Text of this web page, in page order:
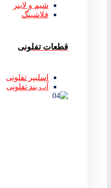
شیم و لاینر
فلاشینگ
قطعات تفلونی
اسلیپر تفلونی
آب بند تفلونی